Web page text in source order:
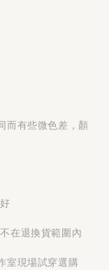
而有些微色差，顏
在退換貨範圍內
室現場試穿選購